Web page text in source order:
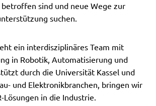
sind und neue Wege zur
suchen.
ein interdisziplinäres Team mit
in Robotik, Automatisierung und
durch die Universität Kassel und
und Elektronikbranchen, bringen wir
Lösungen in die Industrie.